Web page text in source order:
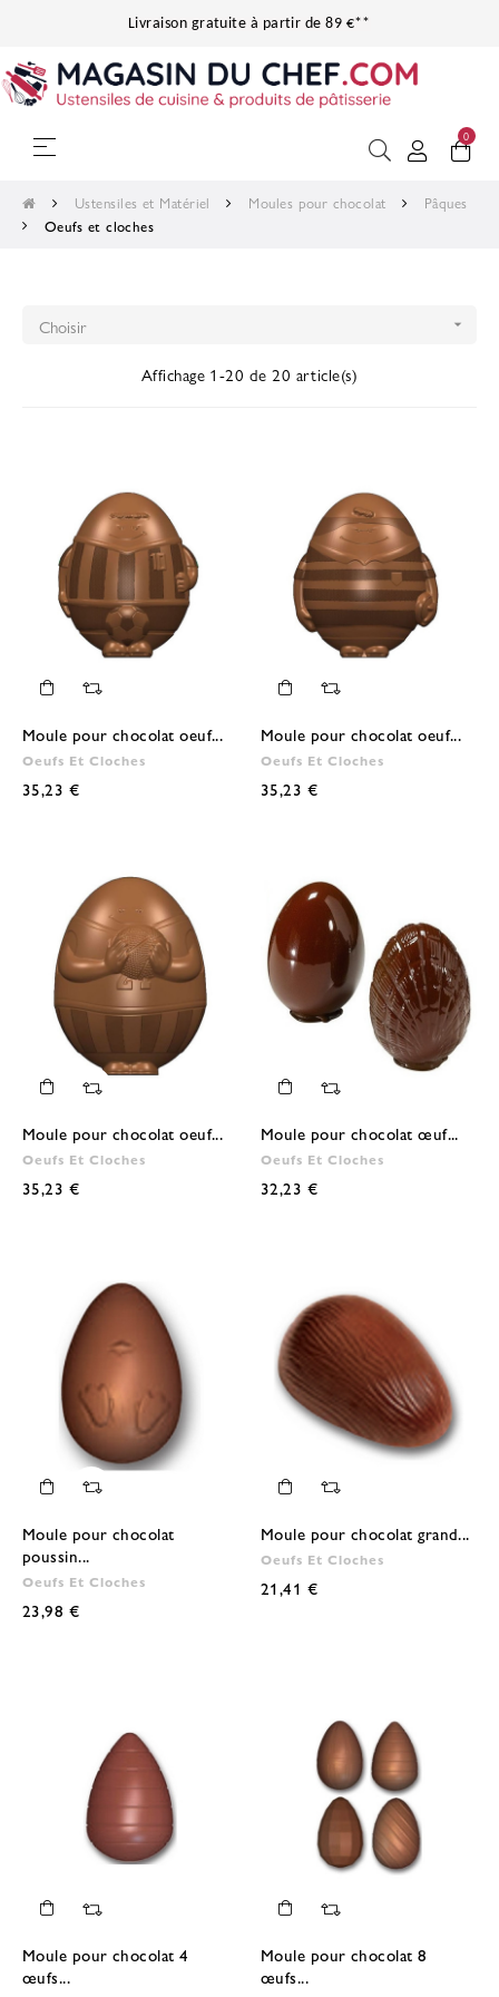
Livraison gratuite à partir de 89 €**
Basculer
navigation
☰ 0
Ustensiles et Matériel Moules pour chocolat
Pâques
Oeufs et cloches
Choisir 
Affichage 1-20 de 20 article(s)
Moule pour chocolat oeuf...
Oeufs Et Cloches
35,23 €
Moule pour chocolat oeuf...
Oeufs Et Cloches
35,23 €
Moule pour chocolat oeuf...
Oeufs Et Cloches
35,23 €
Moule pour chocolat œuf...
Oeufs Et Cloches
32,23 €
Moule pour chocolat
poussin...
Oeufs Et Cloches
23,98 €
Moule pour chocolat grand...
Oeufs Et Cloches
21,41 €
Moule pour chocolat 4
œufs...
Moule pour chocolat 8
œufs...